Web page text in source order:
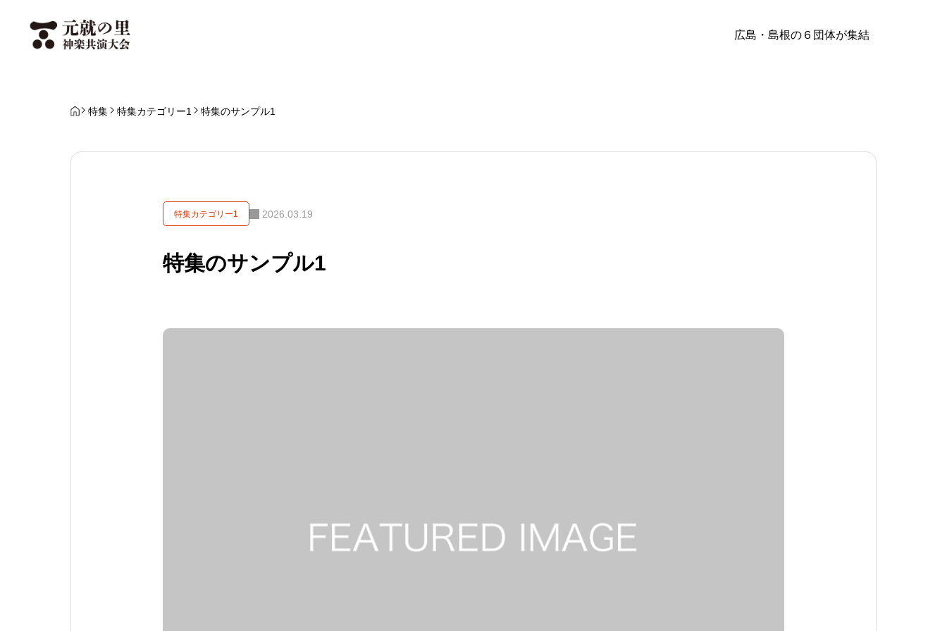
広島・島根の６団体が集結
特集 特集カテゴリー1 特集のサンプル1
特集カテゴリー1 2026.03.19
特集のサンプル1